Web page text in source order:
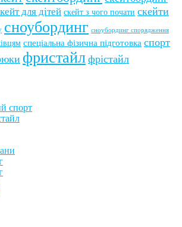
для дітей скейт з чого почати скейти
сноубординг сноубординг спорядження
спеціальна фізична підготовка спорт
фристайл фрістайл
спорт